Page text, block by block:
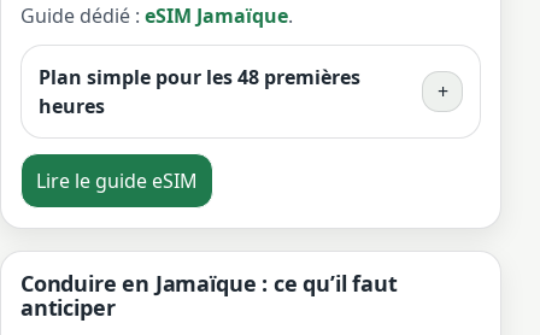
Guide dédié : eSIM Jamaïque.
Plan simple pour les 48 premières
heures
+
Lire le guide eSIM
Conduire en Jamaïque : ce qu’il faut
anticiper